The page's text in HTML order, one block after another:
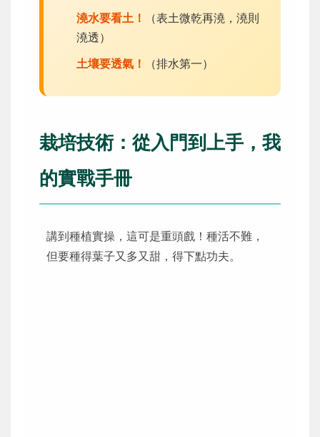
澆水要看土！
（表土微乾再澆，澆則
澆透）
土壤要透氣！
（排水第一）
栽培技術：從入門到上手，我
的實戰手冊
講到種植實操，這可是重頭戲！種活不難，
但要種得葉子又多又甜，得下點功夫。